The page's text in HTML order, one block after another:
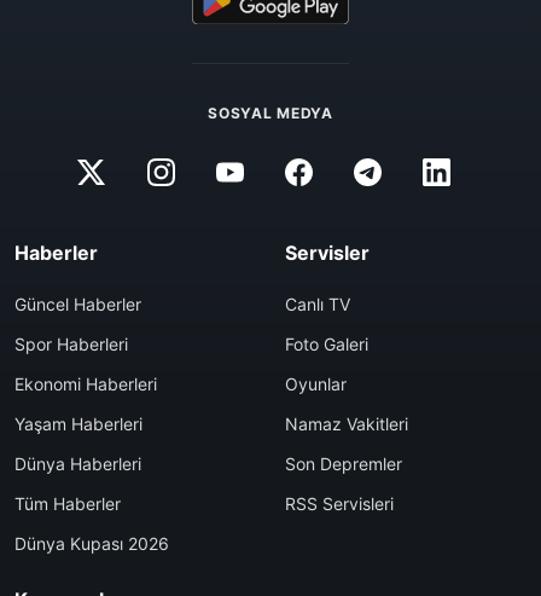
SOSYAL MEDYA
Haberler
Güncel Haberler
Spor Haberleri
Ekonomi Haberleri
Yaşam Haberleri
Dünya Haberleri
Tüm Haberler
Dünya Kupası 2026
Servisler
Canlı TV
Foto Galeri
Oyunlar
Namaz Vakitleri
Son Depremler
RSS Servisleri